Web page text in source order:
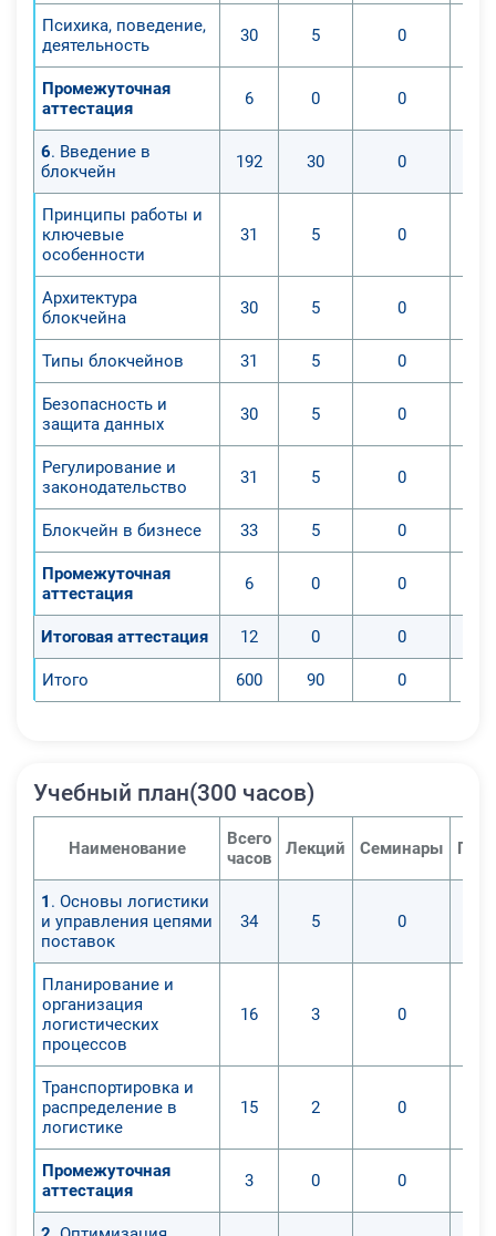
Психика, поведение,
деятельность
30 5 0
Промежуточная
аттестация
6 0 0
6. Введение в
блокчейн
192 30 0
Принципы работы и
ключевые
особенности
31 5 0
Архитектура
блокчейна
30 5 0
Типы блокчейнов 31 5 0
Безопасность и
защита данных
30 5 0
Регулирование и
законодательство
31 5 0
Блокчейн в бизнесе 33 5 0
Промежуточная
аттестация
6 0 0
Итоговая аттестация 12 0 0
Итого 600 90 0
Учебный план(300 часов)
Наименование
Всего
часов
Лекций Семинары
1 . Основы логистики
и управления цепями
поставок
34 5 0
Планирование и
организация
логистических
процессов
16 3 0
Транспортировка и
распределение в
логистике
15 2 0
Промежуточная
аттестация
3 0 0